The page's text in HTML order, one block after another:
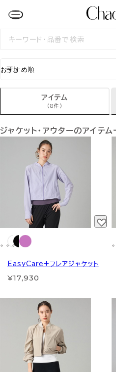
検
アイテム
(8件)
ジャケット・アウターのアイテム
EasyCare+フレアジャケット
¥17,930